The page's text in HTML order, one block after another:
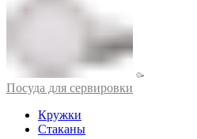
Посуда для сервировки
Кружки
Стаканы